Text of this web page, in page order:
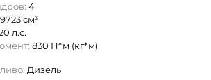
4
9723 см³
л.с.
830 Н*м (кг*м)
Дизель